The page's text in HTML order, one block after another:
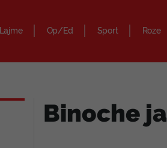
Lajme Op/Ed Sport Roze
Binoche